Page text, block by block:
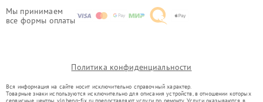
Мы принимаем
все формы оплаты
Политика конфиденциальности
Вся информация на сайте носит исключительно справочный характер.
Товарные знаки используются исключительно для описания устройств, в отношении которых